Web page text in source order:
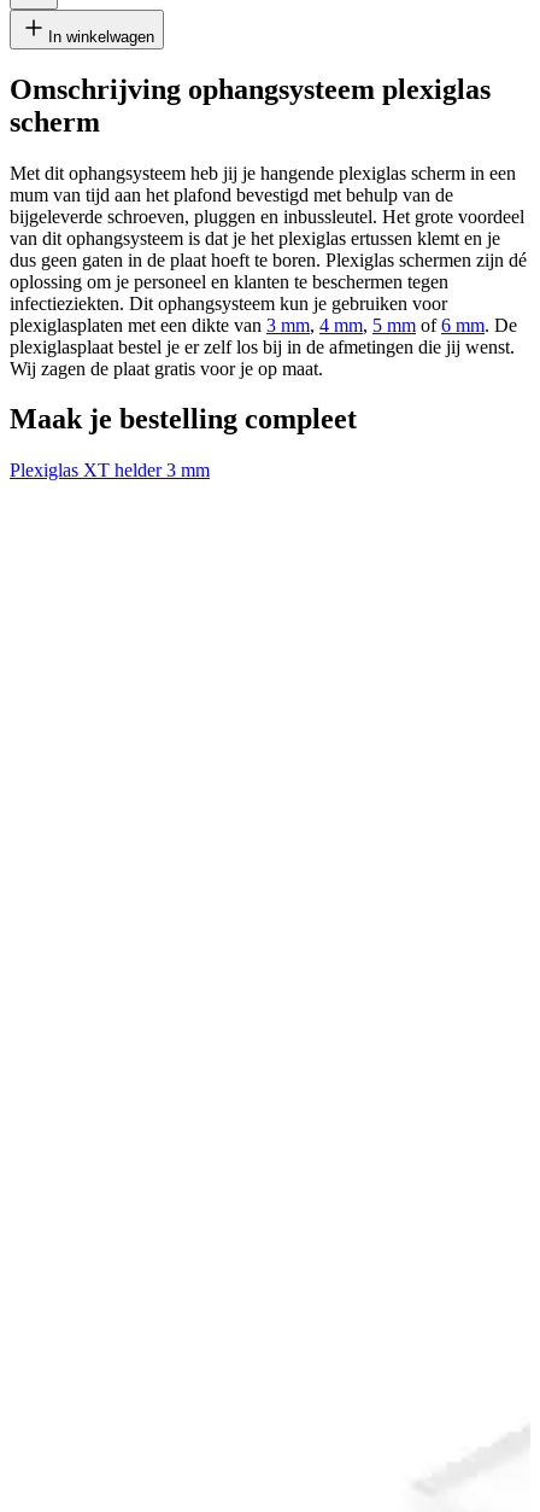
In winkelwagen
Omschrijving ophangsysteem plexiglas
scherm
Met dit ophangsysteem heb jij je hangende plexiglas scherm in een
mum van tijd aan het plafond bevestigd met behulp van de
bijgeleverde schroeven, pluggen en inbussleutel. Het grote voordeel
van dit ophangsysteem is dat je het plexiglas ertussen klemt en je
dus geen gaten in de plaat hoeft te boren. Plexiglas schermen zijn dé
oplossing om je personeel en klanten te beschermen tegen
infectieziekten. Dit ophangsysteem kun je gebruiken voor
plexiglasplaten met een dikte van 3 mm, 4 mm, 5 mm of6 mm. De
plexiglasplaat bestel je er zelf los bij in de afmetingen die jij wenst.
Wij zagen de plaat gratis voor je op maat.
Maak je bestelling compleet
Plexiglas XT helder 3 mm